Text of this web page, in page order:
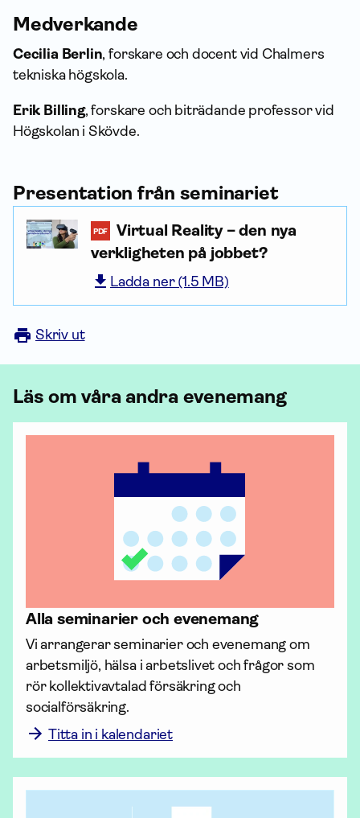
Medverkande
Cecilia Berlin, forskare och docent vid Chalmers
tekniska högskola.
Erik Billing, forskare och biträdande professor vid
Högskolan i Skövde.
Presentation från seminariet
PDF
Virtual Reality – den nya
verkligheten på jobbet?
Ladda ner (1.5 MB)
Skriv ut
Läs om våra andra evenemang
Alla seminarier och evenemang
Vi arrangerar seminarier och evenemang om
arbetsmiljö, hälsa i arbetslivet och frågor som
rör kollektiv­avtalad för­säkring och
socialförsäkring.
Titta in i kalendariet